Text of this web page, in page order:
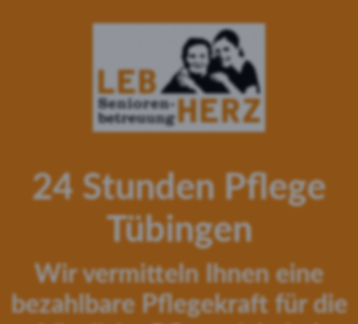
24 Stunden Pflege
Tübingen
Wir vermitteln Ihnen eine
bezahlbare Pflegekraft für die